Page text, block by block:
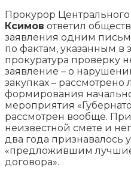
Прокурор
Ксимов ответил
заявления одним
по фактам, указанным в
прокуратура проверку
заявление – о
закупках –
формирования
мероприятия
рассмотрен вообще.
неизвестной смете и
два года признавалось
«предложившим
договора».